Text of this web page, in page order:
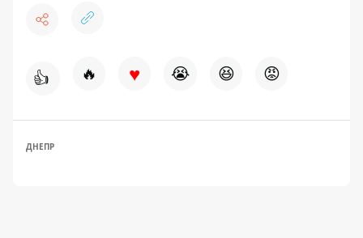
👍 🔥 ♥ 😭 😆 😡
ДНЕПР